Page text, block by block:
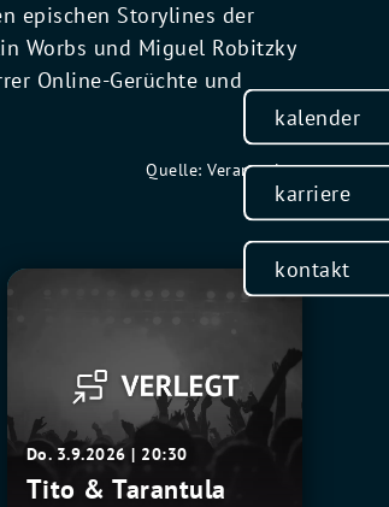
kalender
karriere
kontakt
epischen Storylines der
Worbs und Miguel Robitzky
Online-Gerüchte und
Quelle: Veranstalter
Tito
Do. 3.9.2026 | 20:30
Tito & Tarantula